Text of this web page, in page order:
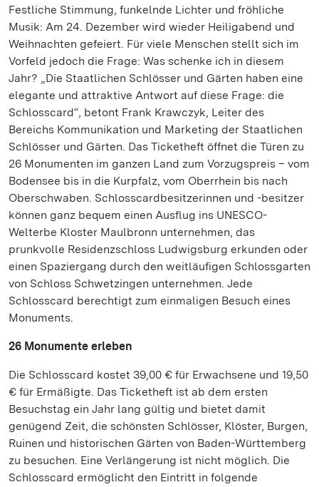
Festliche Stimmung, funkelnde Lichter und fröhliche
Musik: Am 24. Dezember wird wieder Heiligabend und
Weihnachten gefeiert. Für viele Menschen stellt sich im
Vorfeld jedoch die Frage: Was schenke ich in diesem
Jahr? „Die Staatlichen Schlösser und Gärten haben eine
elegante und attraktive Antwort auf diese Frage: die
Schlosscard“, betont Frank Krawczyk, Leiter des
Bereichs Kommunikation und Marketing der Staatlichen
Schlösser und Gärten. Das Ticketheft öffnet die Türen zu
26 Monumenten im ganzen Land zum Vorzugspreis – vom
Bodensee bis in die Kurpfalz, vom Oberrhein bis nach
Oberschwaben. Schlosscardbesitzerinnen und -besitzer
können ganz bequem einen Ausflug ins UNESCO-
Welterbe Kloster Maulbronn unternehmen, das
prunkvolle Residenzschloss Ludwigsburg erkunden oder
einen Spaziergang durch den weitläufigen Schlossgarten
von Schloss Schwetzingen unternehmen. Jede
Schlosscard berechtigt zum einmaligen Besuch eines
Monuments.
26 Monumente erleben
Die Schlosscard kostet 39,00 € für Erwachsene und 19,50
€ für Ermäßigte. Das Ticketheft ist ab dem ersten
Besuchstag ein Jahr lang gültig und bietet damit
genügend Zeit, die schönsten Schlösser, Klöster, Burgen,
Ruinen und historischen Gärten von Baden-Württemberg
zu besuchen. Eine Verlängerung ist nicht möglich. Die
Schlosscard ermöglicht den Eintritt in folgende